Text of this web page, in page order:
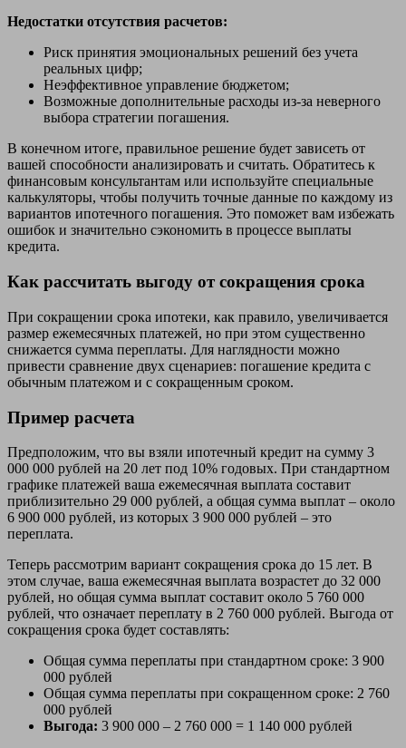
Недостатки отсутствия расчетов:
Риск принятия эмоциональных решений без учета
реальных цифр;
Неэффективное управление бюджетом;
Возможные дополнительные расходы из-за неверного
выбора стратегии погашения.
В конечном итоге, правильное решение будет зависеть от
вашей способности анализировать и считать. Обратитесь к
финансовым консультантам или используйте специальные
калькуляторы, чтобы получить точные данные по каждому из
вариантов ипотечного погашения. Это поможет вам избежать
ошибок и значительно сэкономить в процессе выплаты
кредита.
Как рассчитать выгоду от сокращения срока
При сокращении срока ипотеки, как правило, увеличивается
размер ежемесячных платежей, но при этом существенно
снижается сумма переплаты. Для наглядности можно
привести сравнение двух сценариев: погашение кредита с
обычным платежом и с сокращенным сроком.
Пример расчета
Предположим, что вы взяли ипотечный кредит на сумму 3
000 000 рублей на 20 лет под 10% годовых. При стандартном
графике платежей ваша ежемесячная выплата составит
приблизительно 29 000 рублей, а общая сумма выплат – около
6 900 000 рублей, из которых 3 900 000 рублей – это
переплата.
Теперь рассмотрим вариант сокращения срока до 15 лет. В
этом случае, ваша ежемесячная выплата возрастет до 32 000
рублей, но общая сумма выплат составит около 5 760 000
рублей, что означает переплату в 2 760 000 рублей. Выгода от
сокращения срока будет составлять:
Общая сумма переплаты при стандартном сроке: 3 900
000 рублей
Общая сумма переплаты при сокращенном сроке: 2 760
000 рублей
Выгода: 3 900 000 – 2 760 000 = 1 140 000 рублей